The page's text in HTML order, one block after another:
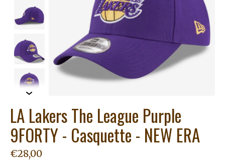
LA Lakers The League Purple
9FORTY - Casquette - NEW ERA
€28,00